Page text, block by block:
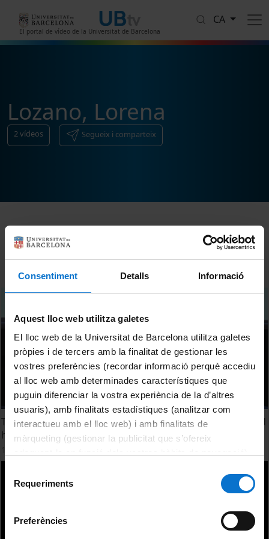
Consentiment Detalls Informació
Aquest lloc web utilitza galetes
El lloc web de la Universitat de Barcelona utilitza galetes
pròpies i de tercers amb la finalitat de gestionar les
vostres preferències (recordar informació perquè accediu
al lloc web amb determinades característiques que
puguin diferenciar la vostra experiència de la d’altres
usuaris), amb finalitats estadístiques (analitzar com
interactueu amb el lloc web) i amb finalitats de
màrqueting (gestionar la publicitat que s’ofereix
consultar laPolítica de galetes del lloc web de la
Requeriments
Preferències
El portal de vídeo de la Universitat de Barcelona
CA
Lozano, Lorena
2vídeos Segueix i comparteix
Ordenar
Transversal art practices in the intersection of science and
humanities